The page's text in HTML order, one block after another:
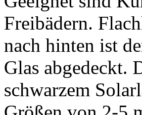
Freibädern.
nach hinten ist
Glas abgedeckt.
schwarzem